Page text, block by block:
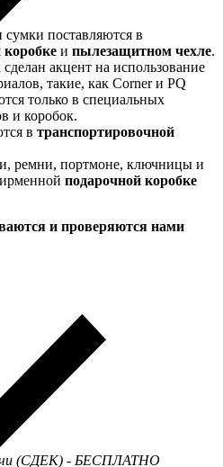
поставляются в
коробке и пылезащитном чехле.
акцент на использование
такие, как Corner и PQ
только в специальных
и коробок.
в транспортировочной
ремни, портмоне, ключницы и
подарочной коробке
и проверяются нами
(СДЕК) - БЕСПЛАТНО